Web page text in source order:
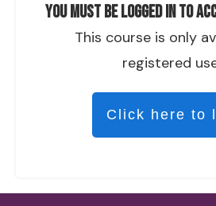
You must be logged in to
This course is only
registered
Click here to